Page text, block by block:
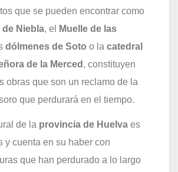
que se pueden encontrar como
Niebla, el
Muelle de las
dólmenes de Soto o la catedral
de la Merced , constituyen
obras que son un reclamo de la
que perdurará en el tiempo.
de la provincia de Huelva es
y cuenta en su haber con
que han perdurado a lo largo